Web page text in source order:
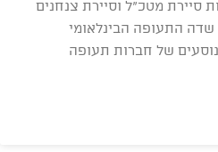
סיירת מטכ"ל וסיירת צנחנים
שדה התעופה הבינלאומי
14 מטוסי נוסעים של חברות תעופה